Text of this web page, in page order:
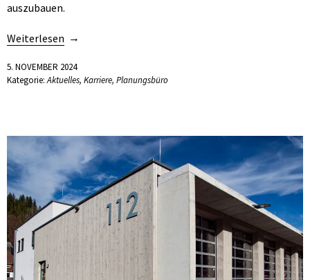
auszubauen.
Weiterlesen
5. NOVEMBER 2024
Kategorie:Aktuelles, Karriere, Planungsbüro